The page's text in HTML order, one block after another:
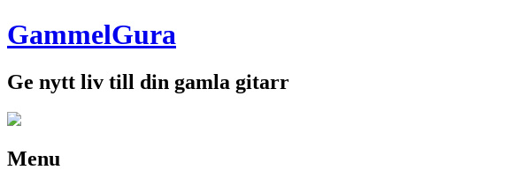
GammelGura
Ge nytt liv till din gamla gitarr
Menu